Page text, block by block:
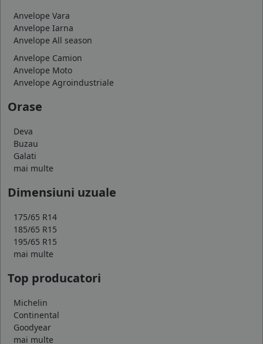
Anvelope Vara
Anvelope Iarna
Anvelope All season
Anvelope Camion
Anvelope Moto
Anvelope Agroindustriale
Orase
Deva
Buzau
Galati
mai multe
Dimensiuni uzuale
175/65 R14
185/65 R15
195/65 R15
mai multe
Top producatori
Michelin
Continental
Goodyear
mai multe